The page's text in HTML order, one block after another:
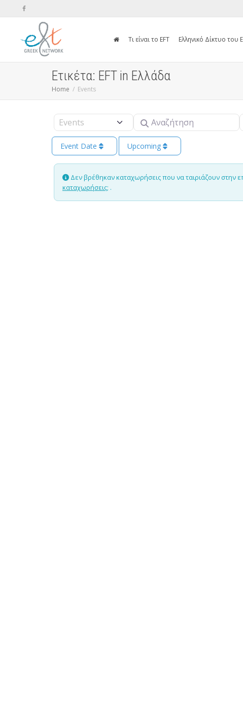
Τι είναι το EFT Ελληνικό Δίκτυο του
Ετικέτα: EFT in Ελλάδα
Home Events
Select search type Αναζήτηση
Event Date Upcoming
Δεν βρέθηκαν καταχωρήσεις που να ταιριάζουν στην
καταχωρήσεις; .